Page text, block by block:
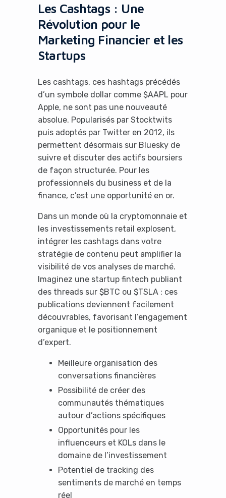
Les Cashtags : Une
Révolution pour le
Marketing Financier et les
Startups
Les cashtags, ces hashtags précédés
d’un symbole dollar comme $AAPL pour
Apple, ne sont pas une nouveauté
absolue. Popularisés par Stocktwits
puis adoptés par Twitter en 2012, ils
permettent désormais sur Bluesky de
suivre et discuter des actifs boursiers
de façon structurée. Pour les
professionnels du business et de la
finance, c’est une opportunité en or.
Dans un monde où la cryptomonnaie et
les investissements retail explosent,
intégrer les cashtags dans votre
stratégie de contenu peut amplifier la
visibilité de vos analyses de marché.
Imaginez une startup fintech publiant
des threads sur $BTC ou $TSLA : ces
publications deviennent facilement
découvrables, favorisant l’engagement
organique et le positionnement
d’expert.
Meilleure organisation des
conversations financières
Possibilité de créer des
communautés thématiques
autour d’actions spécifiques
Opportunités pour les
influenceurs et KOLs dans le
domaine de l’investissement
Potentiel de tracking des
sentiments de marché en temps
réel